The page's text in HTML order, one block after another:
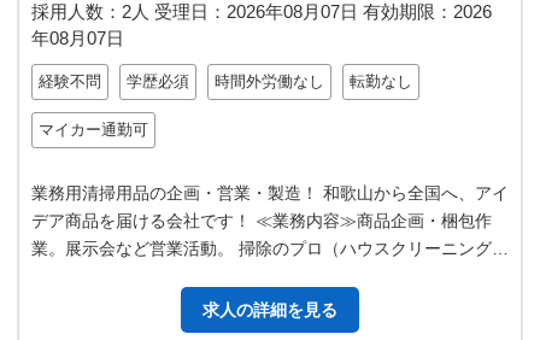
採用人数：2人 受理日： 2026年08月07日 有効期限： 2026
年08月07日
経験不問 学歴必須 時間外労働なし 転勤なし
マイカー通勤可
業務用清掃用品の企画・営業・製造！ 和歌山から全国へ、アイ
デア商品を届ける会社です！ ≪業務内容≫商品企画・梱包作
業。展示会など営業活動。 掃除のプロ（ハウスクリーニング・
求人の詳細を見る